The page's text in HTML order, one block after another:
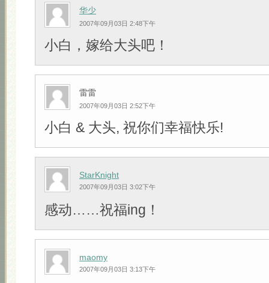
华少
2007年09月03日 2:48下午
小白，嫁给大头吧！
雷雷
2007年09月03日 2:52下午
小白 & 大头, 祝你们幸福快乐!
StarKnight
2007年09月03日 3:02下午
感动……祝福ing！
maomy
2007年09月03日 3:13下午